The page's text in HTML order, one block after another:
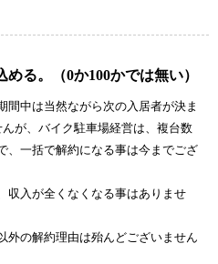
る。（0か100かでは無い）
間中は当然ながら次の入居者が決ま
が、バイク駐車場経営は、複台数
、一括で解約になる事は今までござ
収入が全くなくなる事はありませ
外の解約理由は殆んどございません